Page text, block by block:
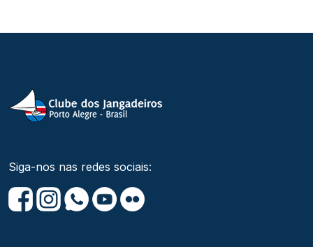
Siga-nos nas redes sociais: